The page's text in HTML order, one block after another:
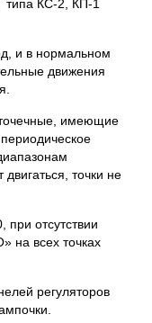
КС-2, КП-1
в нормальном
движения
имеющие
точки не
отсутствии
на всех точках
регуляторов